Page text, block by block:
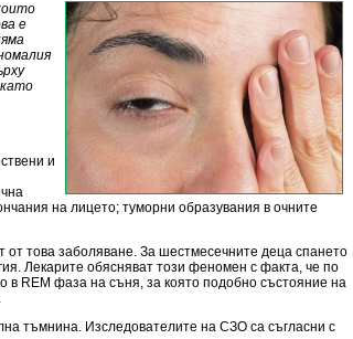
е
и
на лицето; туморни образувания в очните
от това заболяване. За шестмесечните деца спането
Лекарите обясняват този феномен с факта, че по
REM фаза на съня, за която подобно състояние на
тъмнина. Изследователите на СЗО са съгласни с